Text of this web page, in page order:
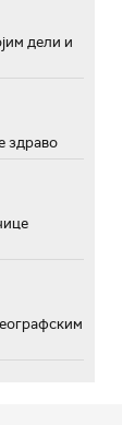
дели и
здраво